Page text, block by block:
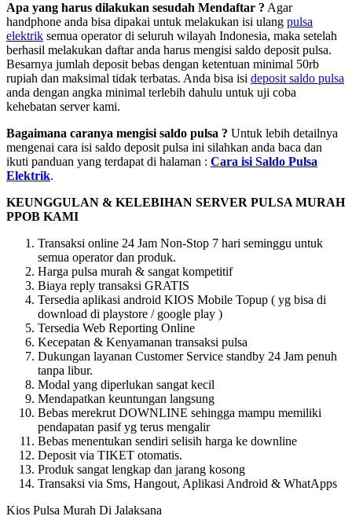
Apa yang harus dilakukan sesudah Mendaftar ? Agar
handphone anda bisa dipakai untuk melakukan isi ulang pulsa
elektrik semua operator di seluruh wilayah Indonesia, maka setelah
berhasil melakukan daftar anda harus mengisi saldo deposit pulsa.
Besarnya jumlah deposit bebas dengan ketentuan minimal 50rb
rupiah dan maksimal tidak terbatas. Anda bisa isi deposit saldo pulsa
anda dengan angka minimal terlebih dahulu untuk uji coba
kehebatan server kami.
Bagaimana caranya mengisi saldo pulsa ? Untuk lebih detailnya
mengenai cara isi saldo deposit pulsa ini silahkan anda baca dan
ikuti panduan yang terdapat di halaman : Cara isi Saldo Pulsa
Elektrik.
KEUNGGULAN & KELEBIHAN SERVER PULSA MURAH
PPOB KAMI
Transaksi online 24 Jam Non-Stop 7 hari seminggu untuk
semua operator dan produk.
Harga pulsa murah & sangat kompetitif
Biaya reply transaksi GRATIS
Tersedia aplikasi android KIOS Mobile Topup ( yg bisa di
download di playstore / google play )
Tersedia Web Reporting Online
Kecepatan & Kenyamanan transaksi pulsa
Dukungan layanan Customer Service standby 24 Jam penuh
tanpa libur.
Modal yang diperlukan sangat kecil
Mendapatkan keuntungan langsung
Bebas merekrut DOWNLINE sehingga mampu memiliki
pendapatan pasif yg terus mengalir
Bebas menentukan sendiri selisih harga ke downline
Deposit via TIKET otomatis.
Produk sangat lengkap dan jarang kosong
Transaksi via Sms, Hangout, Aplikasi Android & WhatApps
Kios Pulsa Murah Di Jalaksana